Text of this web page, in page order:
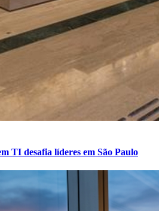
TI desafia líderes em São Paulo